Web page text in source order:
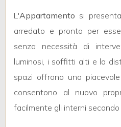
L'Appartamento si
arredato e pronto per
senza necessità di
luminosi, i soffitti alti e la
spazi offrono una
consentono al nuovo
facilmente gli interni
Qualsiasi
1
2
3